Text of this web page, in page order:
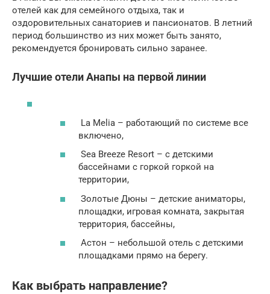
отелей как для семейного отдыха, так и
оздоровительных санаториев и пансионатов. В летний
период большинство из них может быть занято,
рекомендуется бронировать сильно заранее.
Лучшие отели Анапы на первой линии
La Melia – работающий по системе все
включено,
Sea Breeze Resort – с детскими
бассейнами с горкой горкой на
территории,
Золотые Дюны – детские аниматоры,
площадки, игровая комната, закрытая
территория, бассейны,
Астон – небольшой отель с детскими
площадками прямо на берегу.
Как выбрать направление?